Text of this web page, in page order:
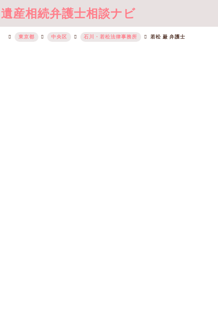
遺産相続弁護士相談ナビ
東京都 中央区 石川・若松法律事務所 若松 巌 弁護士